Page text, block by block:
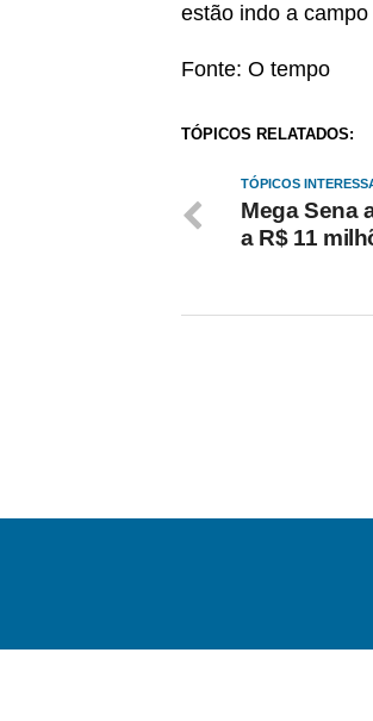
estão indo a
Fonte: O tempo
TÓPICOS RELATADOS:
TÓPICOS
Mega Sena
a R$ 11